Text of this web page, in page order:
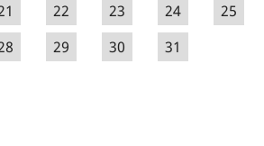
22 23 24
25
29 30
31